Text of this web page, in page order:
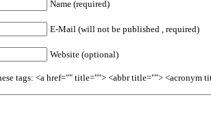
Name (required)
E-Mail (will not be published , required)
Website (optional)
tags: <a href="" title=""> <abbr title="">